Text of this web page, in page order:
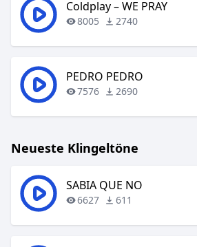
Coldplay – WE PRAY
8005 2740
PEDRO PEDRO
7576 2690
Neueste Klingeltöne
SABIA QUE NO
6627 611